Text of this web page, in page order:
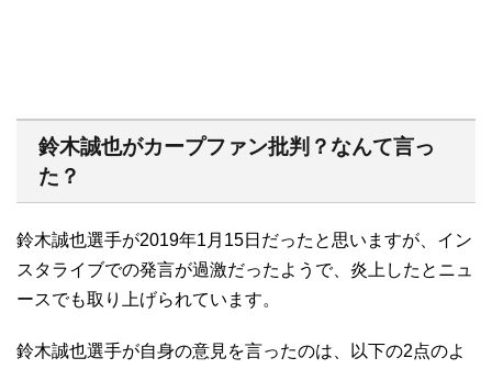
鈴木誠也がカープファン批判？なんて言っ
た？
鈴木誠也選手が2019年1月15日だったと思いますが、イン
スタライブでの発言が過激だったようで、炎上したとニュ
ースでも取り上げられています。
鈴木誠也選手が自身の意見を言ったのは、以下の2点のよ